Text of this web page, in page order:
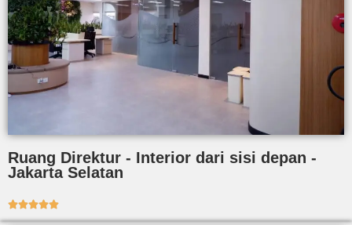
Ruang Direktur - Interior dari sisi depan -
Jakarta Selatan
